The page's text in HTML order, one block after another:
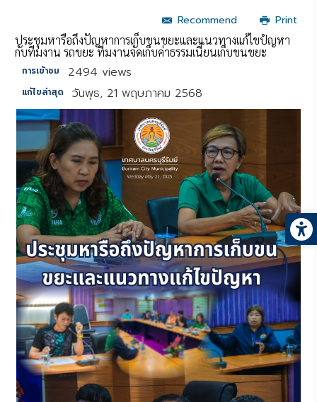
Recommend
Print
ประชุมหารือถึงปัญหาการเก็บขนขยะและแนวทางแก้ไขปํญหา
กับทีมงาน รถขยะ ทีมงานจัดเก็บค่าธรรมเนี่ยนเก็บขนขยะ
การเข้าชม 2494 views
แก้ไขล่าสุด วันพุธ, 21 พฤษภาคม 2568